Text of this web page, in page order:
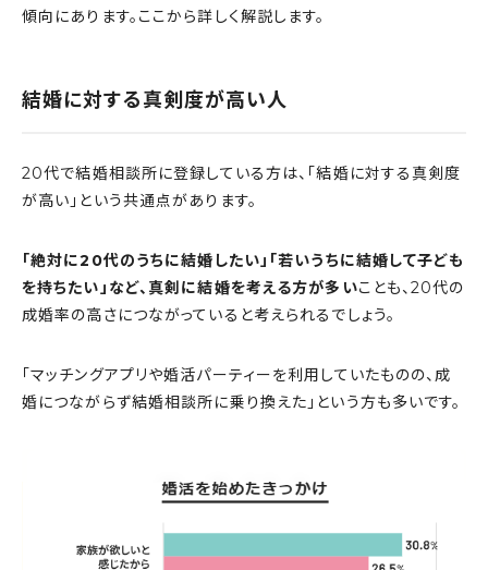
傾向にあります。ここから詳しく解説します。
結婚に対する真剣度が高い人
20代で結婚相談所に登録している方は、「結婚に対する真剣度
が高い」という共通点があります。
「絶対に20代のうちに結婚したい」「若いうちに結婚して子ども
を持ちたい」など、真剣に結婚を考える方が多いことも、20代の
成婚率の高さにつながっていると考えられるでしょう。
「マッチングアプリや婚活パーティーを利用していたものの、成
婚につながらず結婚相談所に乗り換えた」という方も多いです。